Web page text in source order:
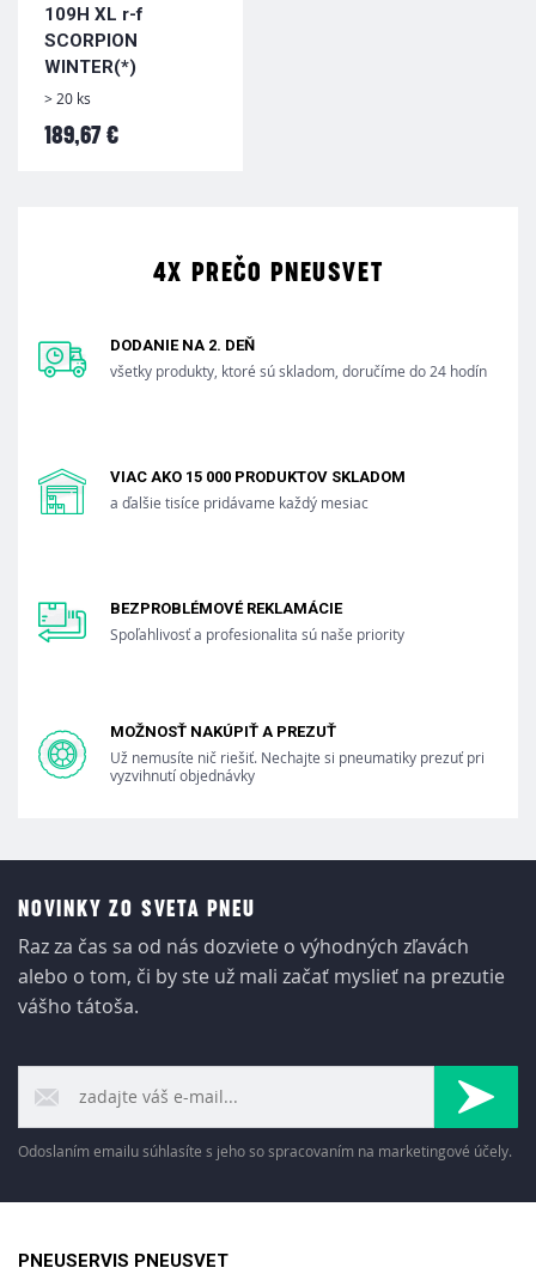
109H XL r-f
SCORPION
WINTER(*)
> 20 ks
189,67 €
4X PREČO PNEUSVET
DODANIE NA 2. DEŇ
všetky produkty, ktoré sú skladom, doručíme do 24 hodín
VIAC AKO 15 000 PRODUKTOV SKLADOM
a ďalšie tisíce pridávame každý mesiac
BEZPROBLÉMOVÉ REKLAMÁCIE
Spoľahlivosť a profesionalita sú naše priority
MOŽNOSŤ NAKÚPIŤ A PREZUŤ
Už nemusíte nič riešiť. Nechajte si pneumatiky prezuť pri
vyzvihnutí objednávky
NOVINKY ZO SVETA PNEU
Raz za čas sa od nás dozviete o výhodných zľavách
alebo o tom, či by ste už mali začať myslieť na prezutie
vášho tátoša.
Odoslaním emailu súhlasíte s jeho so spracovaním na marketingové účely.
PNEUSERVIS PNEUSVET